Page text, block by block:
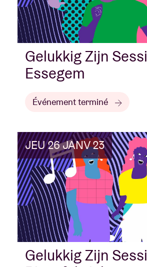
Gelukkig Zijn
Essegem
Événement terminé
JEU 26 JANV 23
Gelukkig Zijn